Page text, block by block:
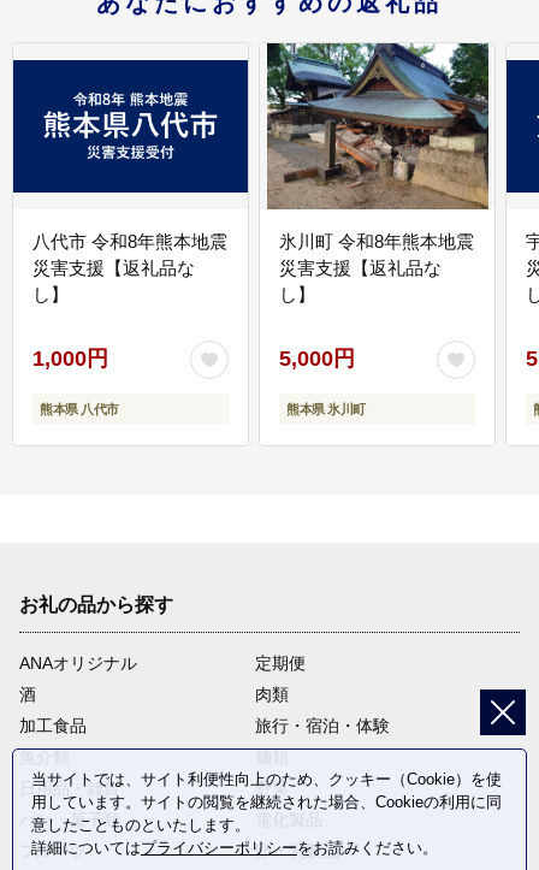
八代市 令和8年熊本地震
災害支援【返礼品な
し】
1,000円
熊本県 八代市
氷川町 令和8年熊本地震
災害支援【返礼品な
し】
5,000円
熊本県 氷川町
お礼の品から探す
ANAオリジナル
定期便
酒
肉類
加工食品
旅行・宿泊・体験
日用品・雑貨
野菜
パン・菓子類
フルーツ
卵・乳製品
当サイトでは、サイト利便性向上のため、クッキー（Cookie）を使
用しています。サイトの閲覧を継続された場合、Cookieの利用に同
意したことものといたします。
詳細についてはプライバシーポリシーをお読みください。